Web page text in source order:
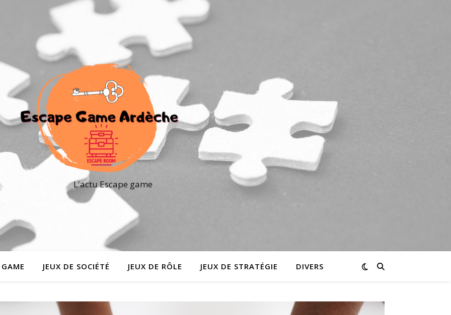
L'actu Escape game
GAME JEUX DE SOCIÉTÉ JEUX DE RÔLE JEUX DE STRATÉGIE DIVERS